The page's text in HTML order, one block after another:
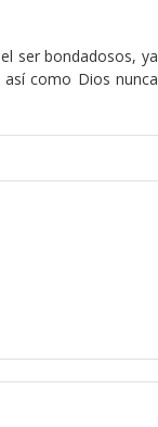
ser bondadosos, ya
como Dios nunca